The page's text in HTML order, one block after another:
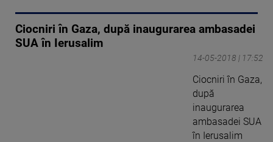
Ciocniri în Gaza, după inaugurarea ambasadei
SUA în Ierusalim
14-05-2018 | 17:52
Ciocniri în Gaza,
după
inaugurarea
ambasadei SUA
în Ierusalim